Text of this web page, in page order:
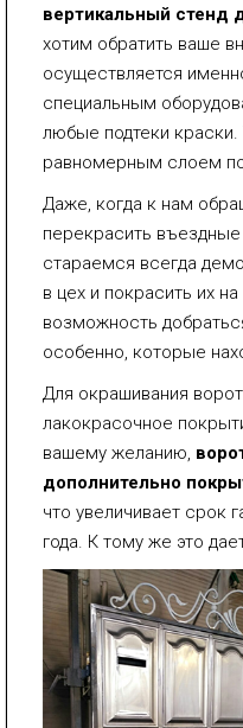
вертикальный стенд
хотим обратить ваше
осуществляется
специальным
любые подтеки краски.
равномерным слоем
Даже, когда к нам
перекрасить
стараемся всегда
в цех и покрасить их
возможность
особенно, которые
Для окрашивания
лакокрасочное
вашему желанию,
дополнительно
что увеличивает срок
года. К тому же это